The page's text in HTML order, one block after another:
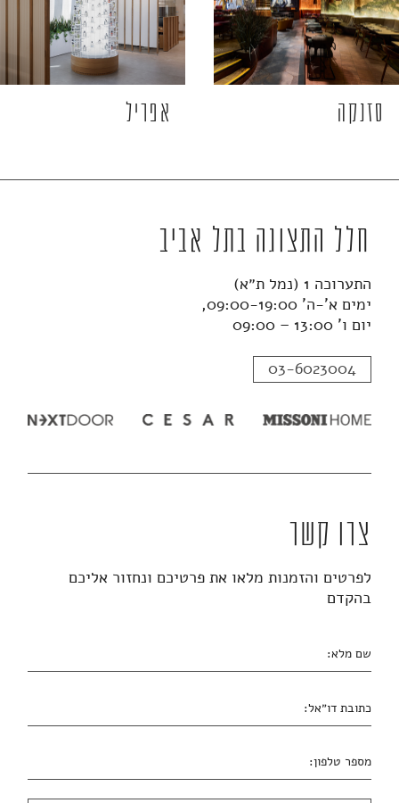
סזנקה אפריל
חלל התצוגה בתל אביב
התערוכה 1 (נמל ת״א)
ימים א'-ה' 09:00-19:00,
יום ו' 13:00 – 09:00
03-6023004
צרו קשר
לפרטים והזמנות מלאו את פרטיכם ונחזור אליכם
בהקדם
שם מלא:
כתובת דו״אל:
מספר טלפון: